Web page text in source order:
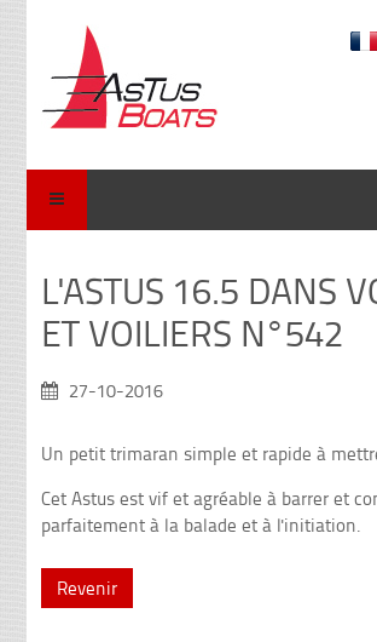
L'ASTUS 16.5 DANS
ET VOILIERS N°542
27-10-2016
Un petit trimaran simple et rapide à
Cet Astus est vif et agréable à barrer et
parfaitement à la balade et à l'initiation.
Revenir